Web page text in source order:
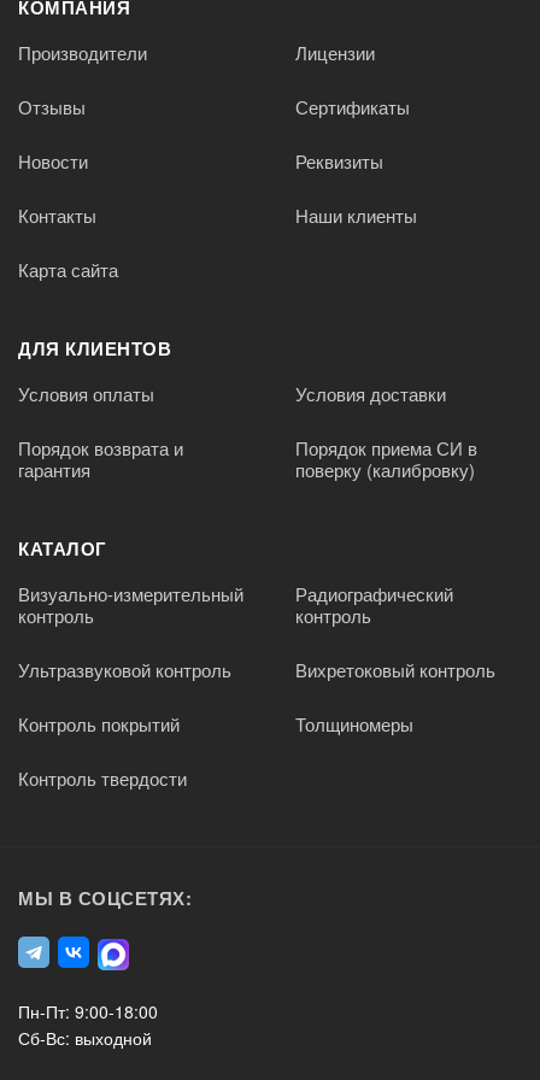
КОМПАНИЯ
Производители Лицензии
Отзывы Сертификаты
Новости Реквизиты
Контакты Наши клиенты
Карта сайта
ДЛЯ КЛИЕНТОВ
Условия оплаты Условия доставки
Порядок возврата и
гарантия
Порядок приема СИ в
поверку (калибровку)
КАТАЛОГ
Визуально-измерительный
контроль
Радиографический
контроль
Ультразвуковой контроль Вихретоковый контроль
Контроль покрытий Толщиномеры
Контроль твердости
МЫ В СОЦСЕТЯХ:
Пн-Пт: 9:00-18:00
Сб-Вс: выходной